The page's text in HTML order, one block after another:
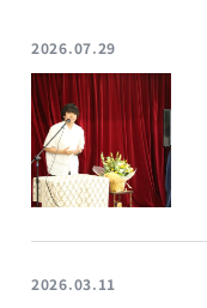
2026.07.29
2026.03.11